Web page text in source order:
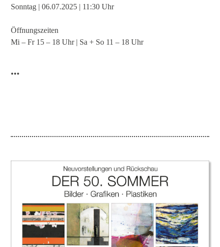
Sonntag | 06.07.2025 | 11:30 Uhr
Öffnungszeiten
Mi – Fr 15 – 18 Uhr | Sa + So 11 – 18 Uhr
•••